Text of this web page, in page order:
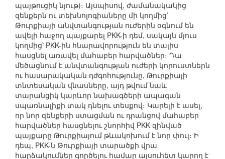
պայթուցիկ նյութ)։ Այսպիսով, ժամանակակից
զենքերն ու տեխնոլոգիաները մի կողմից՝
Թուրքիայի անվտանգության ուժերին օգնում են
ավելի հաջող պայքարել PKK-ի դեմ, սակայն մյուս
կողմից՝ PKK-ին հնարավորություն են տալիս
հասցնել առավել մահաբեր հարվածներ։ Դա
մեծացնում է անվտանգության ուժերի կորուստներն
ու հասարակական դժգոհությունը, Թուրքիայի
տնտեսական վնասները, այդ թվում նաև
տարանցիկ կարևոր նախագծերի ապագան
սպառնալիքի տակ դնելու տեսքով։ Կարելի է ասել,
որ նոր զենքերի ստացման ու դրանցով մահաբեր
հարվածներ հասցնելու շնորհիվ PKK զինված
պայքարը Թուրքիայում թևակոխում է նոր փուլ։ Ի
դեպ, PKK-ն Թուրքիայի տարածքի վրա
հարձակումներ գործելու համար այսուհետ կարող է